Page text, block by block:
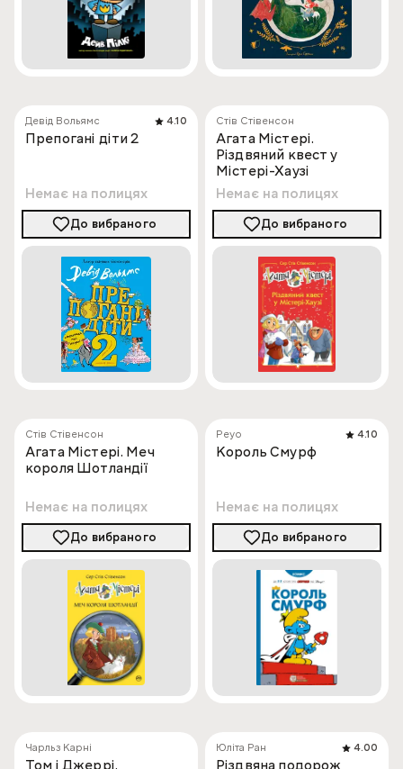
Девід Вольямс 4.10
Препогані діти 2
Немає на полицях
До вибраного
Стів Стівенсон
Агата Містері.
Різдвяний квест у
Містері-Хаузі
Немає на полицях
До вибраного
Стів Стівенсон
Агата Містері. Меч
короля Шотландії
Немає на полицях
До вибраного
Peyo 4.10
Король Смурф
Немає на полицях
До вибраного
Чарльз Карні
Том і Джеррі.
Юліта Ран 4.00
Різдвяна подорож